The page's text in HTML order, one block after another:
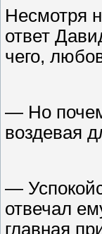
Несмотря
ответ
чего,
— Но
воздевая
—
отвечал
главная